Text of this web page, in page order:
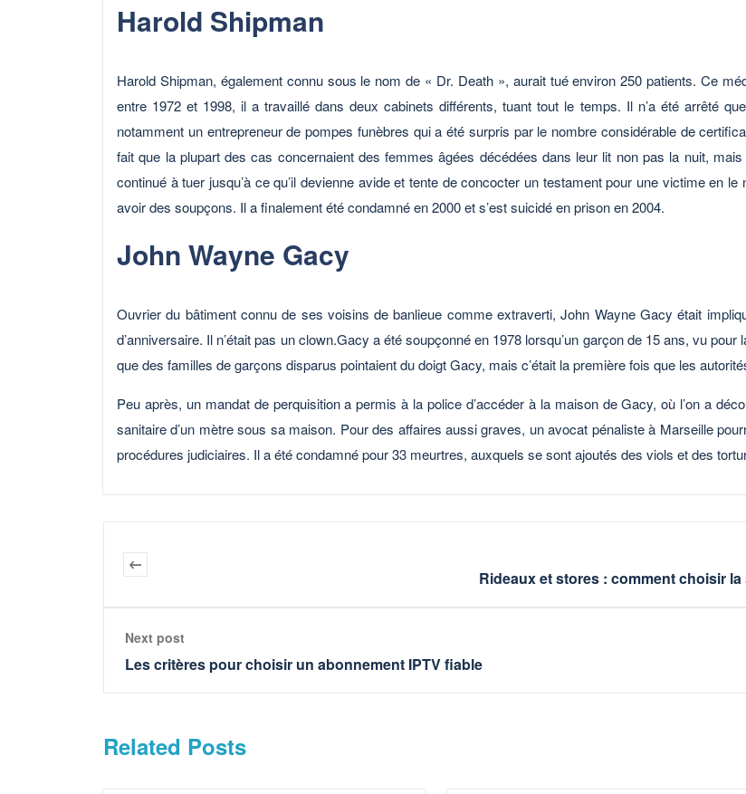
Harold Shipman
Harold Shipman, également connu sous le nom de « Dr. Death », aurait tué environ 250 patients. Ce
entre 1972 et 1998, il a travaillé dans deux cabinets différents, tuant tout le temps. Il n’a été arrêté
notamment un entrepreneur de pompes funèbres qui a été surpris par le nombre considérable de
fait que la plupart des cas concernaient des femmes âgées décédées dans leur lit non pas la nuit,
continué à tuer jusqu’à ce qu’il devienne avide et tente de concocter un testament pour une victime en
avoir des soupçons. Il a finalement été condamné en 2000 et s’est suicidé en prison en 2004.
John Wayne Gacy
Ouvrier du bâtiment connu de ses voisins de banlieue comme extraverti, John Wayne Gacy était
d’anniversaire. Il n’était pas un clown.Gacy a été soupçonné en 1978 lorsqu’un garçon de 15 ans, vu
que des familles de garçons disparus pointaient du doigt Gacy, mais c’était la première fois que les
Peu après, un mandat de perquisition a permis à la police d’accéder à la maison de Gacy, où l’on a
sanitaire d’un mètre sous sa maison. Pour des affaires aussi graves, un avocat pénaliste à Marseille
procédures judiciaires. Il a été condamné pour 33 meurtres, auxquels se sont ajoutés des viols et des
Rideaux et stores : comment choisir
Next post
Les critères pour choisir un abonnement IPTV fiable
Related Posts